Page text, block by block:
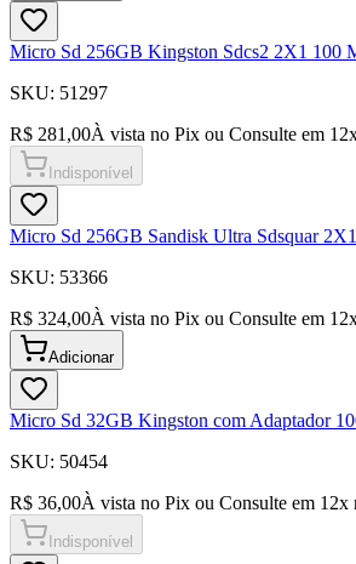
Micro Sd 256GB Kingston Sdcs2 2X1 100
SKU: 51297
R$ 281,00À vista no Pix ou Consulte em 12
Indisponível
Micro Sd 256GB Sandisk Ultra Sdsquar
SKU: 53366
R$ 324,00À vista no Pix ou Consulte em 12
Adicionar
Micro Sd 32GB Kingston com Adaptador
SKU: 50454
R$ 36,00À vista no Pix ou Consulte em 12x
Indisponível